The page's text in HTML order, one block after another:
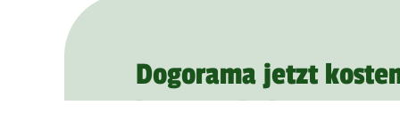
Dogorama jetzt
herunterladen